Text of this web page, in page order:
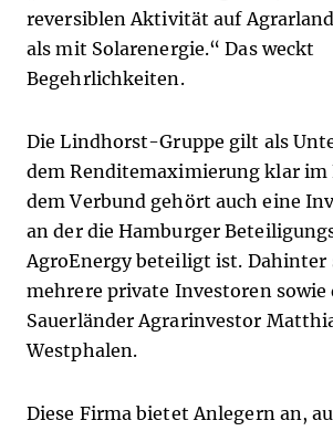
reversiblen Aktivität auf
als mit Solarenergie.“ Das weckt
Begehrlichkeiten.
Die Lindhorst-Gruppe gilt als
dem Renditemaximierung klar im
dem Verbund gehört auch eine
an der die Hamburger
AgroEnergy beteiligt ist. Dahinter
mehrere private Investoren sowie
Sauerländer Agrarinvestor
Westphalen.
Diese Firma bietet Anlegern an,